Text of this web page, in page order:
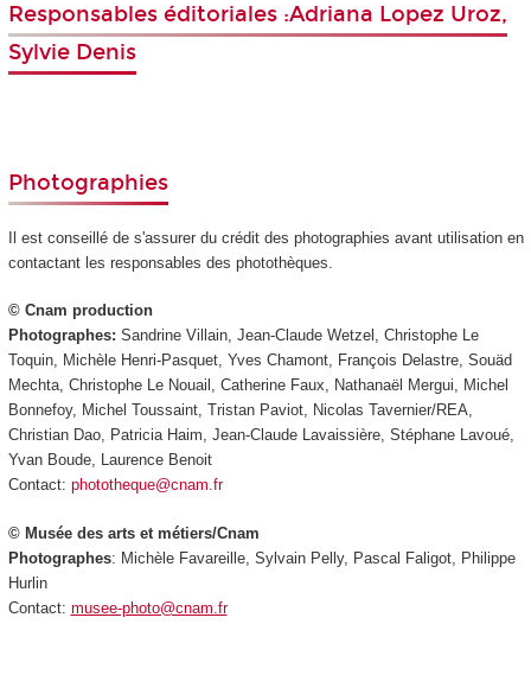
Responsables éditoriales :Adriana Lopez Uroz,
Sylvie Denis
Photographies
Il est conseillé de s'assurer du crédit des photographies avant utilisation en
contactant les responsables des photothèques.
© Cnam production
Photographes: Sandrine Villain, Jean-Claude Wetzel, Christophe Le
Toquin, Michèle Henri-Pasquet, Yves Chamont, François Delastre, Souäd
Mechta, Christophe Le Nouail, Catherine Faux, Nathanaël Mergui, Michel
Bonnefoy, Michel Toussaint, Tristan Paviot, Nicolas Tavernier/REA,
Christian Dao, Patricia Haim, Jean-Claude Lavaissière, Stéphane Lavoué,
Yvan Boude, Laurence Benoit
Contact: phototheque@cnam.fr
© Musée des arts et métiers/Cnam
Photographes: Michèle Favareille, Sylvain Pelly, Pascal Faligot, Philippe
Hurlin
Contact: musee-photo@cnam.fr